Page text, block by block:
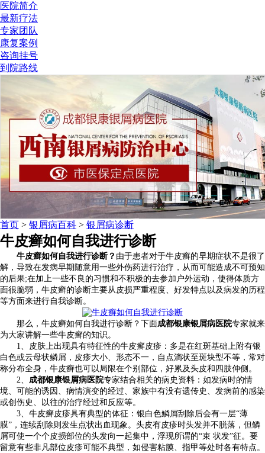
医院简介
最新疗法
专家团队
康复案例
咨询挂号
到院路线
首页 > 银屑病百科 > 银屑病诊断
牛皮癣如何自我进行诊断
牛皮癣如何自我进行诊断？ 由于患者对于牛皮癣的早期症状不是很了
解，导致在发病早期随意用一些外伤药进行治疗，从而可能造成不可预知
的后果;在加上一些不良的习惯和不积极的去参加户外运动，使得体质方
面很脆弱，牛皮癣的诊断主要从皮损严重程度、好发特点以及病发的历程
等方面来进行自我诊断。
那么，牛皮癣如何自我进行诊断？下面成都银康银屑病医院专家就来
为大家讲解一些牛皮癣的知识。
1、皮肤上出现具有特征性的牛皮癣皮疹：多是在红斑基础上附有银
白色或云母状鳞屑，皮疹大小、形态不一，自点滴状至斑块型不等，常对
称分布全身，牛皮癣也可以局限在个别部位，好累及头皮和四肢伸侧。
2、 成都银康银屑病医院专家结合相关的病史资料：如发病时的情
境、可能的诱因、病情演变的经过、家族中有没有遗传史、发病前的感染
或创伤史、以往的治疗经过和反应等。
3、牛皮癣皮疹具有典型的体征：银白色鳞屑刮除后会有一层“薄
膜”，连续刮除则发生点状出血现象。头皮有皮疹时头发并不脱落，但鳞
屑可使一个个皮损部位的头发向一起集中，浮现所谓的“束 状发”征。要
留意有些非凡部位皮疹可能不典型，如侵害粘膜、指甲等处时各有特点。